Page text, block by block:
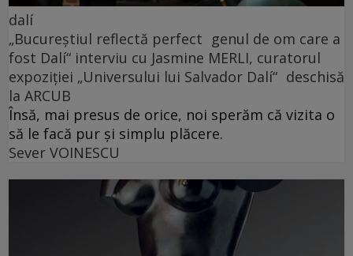
dalí
„Bucureștiul reflectă perfect genul de om care a
fost Dalí“ interviu cu Jasmine MERLI, curatorul
expoziției „Universului lui Salvador Dalí“ deschisă
la ARCUB
Însă, mai presus de orice, noi sperăm că vizita o
să le facă pur și simplu plăcere.
Sever VOINESCU